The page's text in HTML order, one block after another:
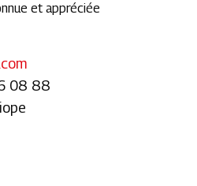
et appréciée
08 88